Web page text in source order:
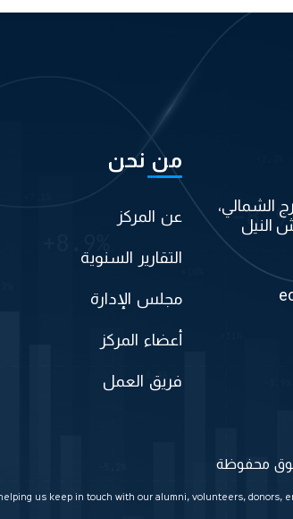
الشمالي،
النيل
من نحن
عن المركز
التقارير السنوية
مجلس الإدارة
أعضاء المركز
فريق العمل
us keep in touch with our alumni, volunteers,